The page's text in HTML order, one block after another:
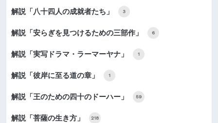
解説「八十四人の成就者たち」 3
解説「安らぎを見つけるための三部作」 6
解説「実写ドラマ・ラーマーヤナ」 1
解説「彼岸に至る道の章」 1
解説「王のための四十のドーハー」 59
解説「菩薩の生き方」 218